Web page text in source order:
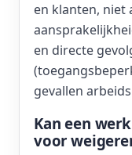
en klanten, niet
en directe
gevallen
Kan een
voor